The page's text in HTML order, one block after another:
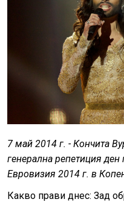
7 май 2014 г. - Кончита
генерална репетиция
Евровизия 2014 г. в
Какво прави днес: Зад